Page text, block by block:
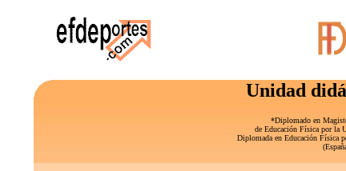
Unidad
*Diplomado en
de Educación Física por la
Diplomada en Educación Física